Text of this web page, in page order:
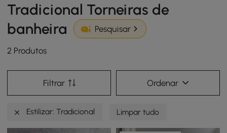
Tradicional Torneiras de
banheira
Pesquisar
2 Produtos
Filtrar Ordenar
Estilizar: Tradicional Limpar tudo